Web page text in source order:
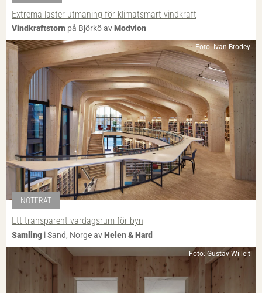
Extrema laster utmaning för klimatsmart vindkraft
Vindkraftstorn på Björkö avModvion
Foto: Ivan Brodey
NOTERAT
Ett transparent vardagsrum för byn
Samling i Sand, Norge avHelen & Hard
Foto: Gustav Willeit